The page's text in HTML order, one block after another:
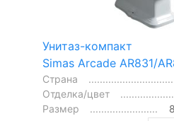
Унитаз-компакт
Simas Arcade AR831/
Страна
Отделка/цвет
Размер